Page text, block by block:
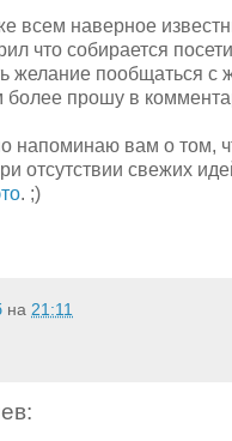
всем наверное
что собирается
желание пообщаться с
более прошу в
напоминаю вам о том,
отсутствии свежих
. ;)
на 21:11